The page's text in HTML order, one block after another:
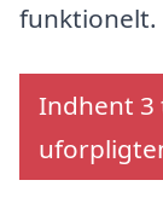
funktionelt.
Indhent 3